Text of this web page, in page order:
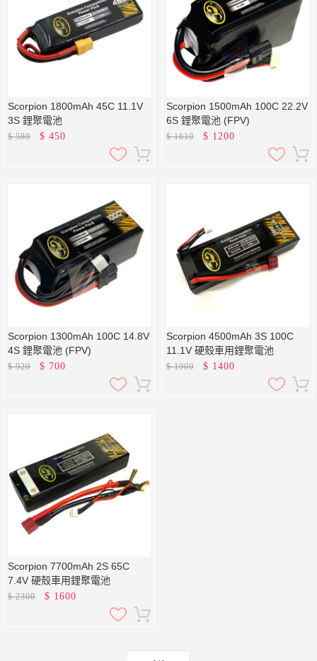
Scorpion 1800mAh 45C 11.1V
3S 鋰聚電池
$580 $ 450
Scorpion 1500mAh 100C 22.2V
6S 鋰聚電池 (FPV)
$1610 $ 1200
Scorpion 1300mAh 100C 14.8V
4S 鋰聚電池 (FPV)
$920 $ 700
Scorpion 4500mAh 3S 100C
11.1V 硬殼車用鋰聚電池
$1900 $ 1400
Scorpion 7700mAh 2S 65C
7.4V 硬殼車用鋰聚電池
$2300 $ 1600